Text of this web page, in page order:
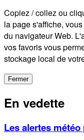
Copiez / collez ou
la page s'affiche,
du navigateur Web.
vos favoris vous
stockage local de
Fermer
En vedette
Les alertes